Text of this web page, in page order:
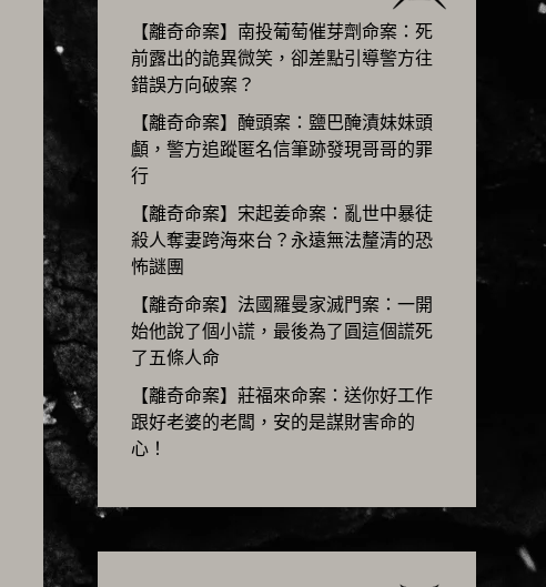
【離奇命案】南投葡萄催芽劑命案：死
前露出的詭異微笑，卻差點引導警方往
錯誤方向破案？
【離奇命案】醃頭案：鹽巴醃漬妹妹頭
顱，警方追蹤匿名信筆跡發現哥哥的罪
行
【離奇命案】宋起姜命案：亂世中暴徒
殺人奪妻跨海來台？永遠無法釐清的恐
怖謎團
【離奇命案】法國羅曼家滅門案：一開
始他說了個小謊，最後為了圓這個謊死
了五條人命
【離奇命案】莊福來命案：送你好工作
跟好老婆的老闆，安的是謀財害命的
心！